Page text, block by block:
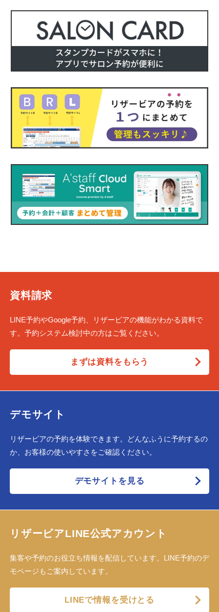
資料請求
LINE予約やGoogle予約、リザービアの機能がわかる資料で
す。予約システム検討中の方はご覧ください。
まずは資料をもらう
デモサイト
リザービアの予約を体験できます。どんなふうに予約するの
か、お客様の使いやすさをご確認ください。
デモサイトを見る
リザービアLINE公式アカウント
集客や予約のお役立ち情報を配信しています。LINE予約のデ
モページもご案内しています。
LINEで情報を受けとる